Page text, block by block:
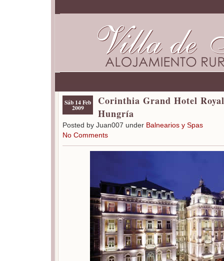
Sáb 14 Feb
2009
Corinthia Grand Hotel
Hungría
Posted by Juan007 under Balnearios y Spas
No Comments